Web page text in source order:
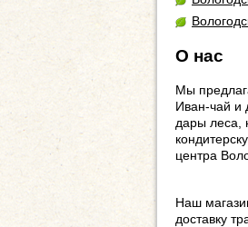
О нас
Мы
Иван-чай и
дары леса,
центра
Наш
доставку